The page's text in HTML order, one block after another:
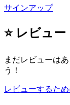
サインアップ
⭐ レビュー
まだレビューは
う！
レビューするた